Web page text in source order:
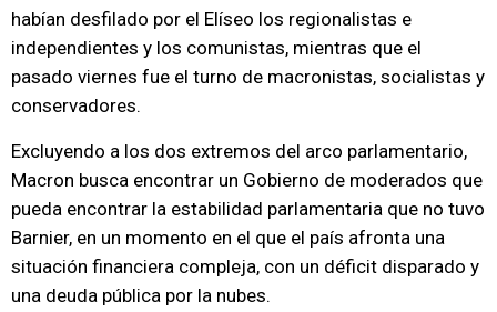
habían desfilado por el Elíseo los regionalistas e
independientes y los comunistas, mientras que el
pasado viernes fue el turno de macronistas, socialistas y
conservadores.
Excluyendo a los dos extremos del arco parlamentario,
Macron busca encontrar un Gobierno de moderados que
pueda encontrar la estabilidad parlamentaria que no tuvo
Barnier, en un momento en el que el país afronta una
situación financiera compleja, con un déficit disparado y
una deuda pública por la nubes.